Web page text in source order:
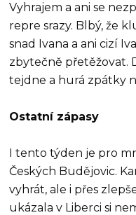
Vyhrajem a ani se
repre srazy. Blbý, že
snad Ivana a ani cizí
zbytečně přetěžovat.
tejdne a hurá zpátky
Ostatní zápasy
I tento týden je pro
Českých Budějovic.
vyhrát, ale i přes
ukázala v Liberci si